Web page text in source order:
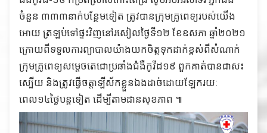
ចំនួន ៣៣៣នាក់បន្ថែមទៀត ត្រូវបានក្រុមគ្រូពេទ្យរបស់យើង
អោយ ត្រឡប់ទៅផ្ទះវិញនៅរសៀលថ្ងៃទី១២ ខែឧសភា ឆ្នាំ២០២១
ក្រោយពីទទួលការព្យាបាលយ៉ាងយកចិត្តទុកដាក់ខ្ពស់ពីសំណាក់
ក្រុមគ្រូពេទ្យសម្តេចតេជោប្រឆាំងជំងឺកូវីដ១៩ ពួកគាត់បានជាសះ
ស្បើយ និងត្រូវធ្វើចត្តាឡីស័កខ្លួនឯងដាច់ដោយឡែករយៈ
ពេល១៤ថ្ងៃបន្តទៀត ដើម្បីតាមដានសុខភាព ៕